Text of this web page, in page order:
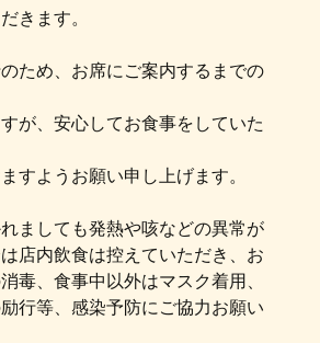
きます。
ため、お席にご案内するまでの
が、安心してお食事をしていた
すようお願い申し上げます。
ましても発熱や咳などの異常が
店内飲食は控えていただき、お
毒、食事中以外はマスク着用、
行等、感染予防にご協力お願い